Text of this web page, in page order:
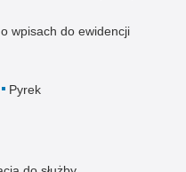
wpisach do ewidencji
Pyrek